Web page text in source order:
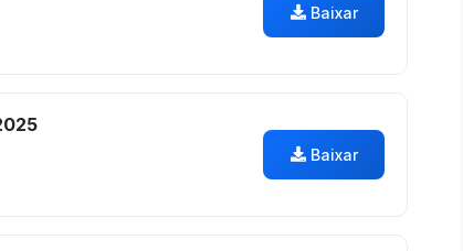
Baixar
Baixar